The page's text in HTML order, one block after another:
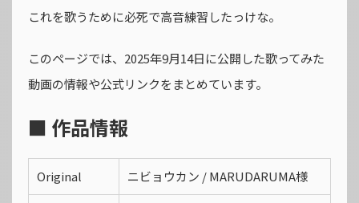
これを歌うために必死で高音練習したっけな。
このページでは、2025年9月14日に公開した歌ってみた
動画の情報や公式リンクをまとめています。
■ 作品情報
Original ニビョウカン / MARUDARUMA様